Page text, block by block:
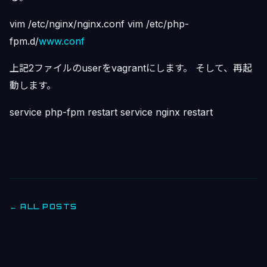
vim /etc/nginx/nginx.conf vim /etc/php-
fpm.d/www.conf
上記2ファイルのuserをvagrantにします。 そして、再起
動します。
service php-fpm restart service nginx restart
← ALL POSTS